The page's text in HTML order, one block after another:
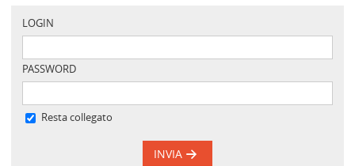
LOGIN
PASSWORD
Resta collegato
INVIA